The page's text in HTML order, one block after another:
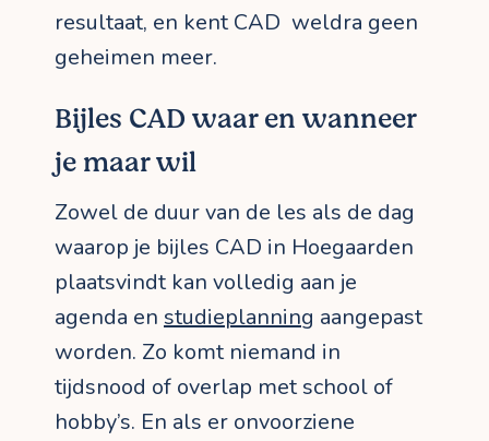
resultaat, en kent CAD weldra geen
geheimen meer.
Bijles CAD waar en wanneer
je maar wil
Zowel de duur van de les als de dag
waarop je bijles CAD in Hoegaarden
plaatsvindt kan volledig aan je
agenda en studieplanning aangepast
worden. Zo komt niemand in
tijdsnood of overlap met school of
hobby’s. En als er onvoorziene